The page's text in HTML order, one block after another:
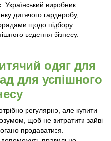
Український виробник
дитячого гардеробу,
щодо підбору
ведення бізнесу.
одяг для
для успішного
регулярно, але купити
щоб не витратити зайві
продаватися.